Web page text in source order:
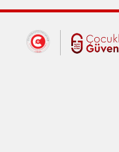
Dış